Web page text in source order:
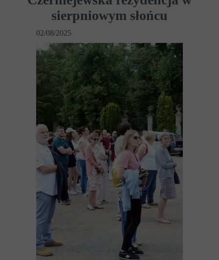
02/08/2025
sierpniowym słońcu